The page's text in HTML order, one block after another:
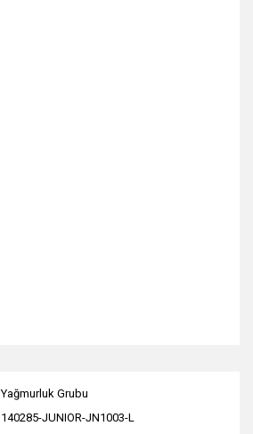
Yağmurluk Grubu
140285-JUNIOR-JN1003-L